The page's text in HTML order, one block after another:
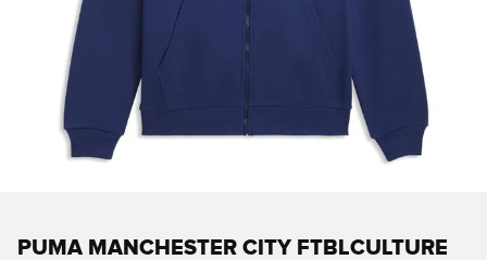
PUMA MANCHESTER CITY FTBLCULTURE